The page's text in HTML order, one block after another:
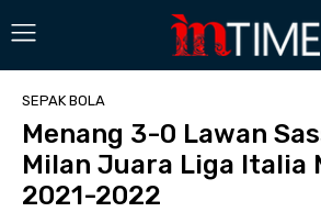
SEPAK BOLA
Menang 3-0 Lawan
Milan Juara Liga Italia
2021-2022